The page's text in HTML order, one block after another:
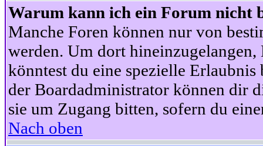
Warum kann ich ein Forum nicht
Manche Foren können nur von
werden. Um dort hineinzugelangen,
könntest du eine spezielle
der Boardadministrator können dir
sie um Zugang bitten, sofern du
Nach oben